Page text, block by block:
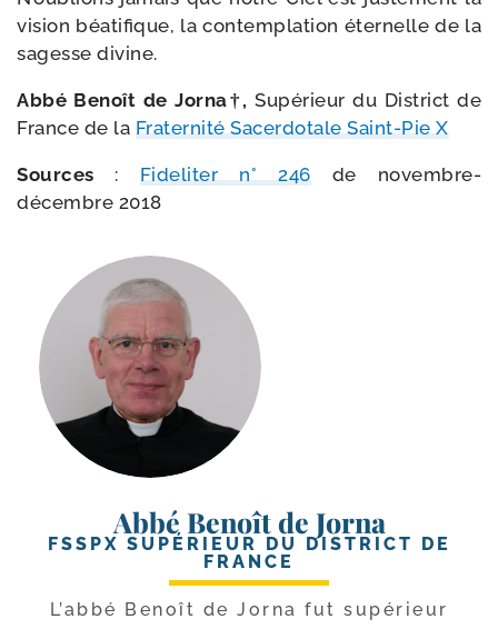
vision béa­ti­fique, la contem­pla­tion éter­nelle de la
sagesse divine.
Abbé Benoît de Jorna†,Supérieur du District de
France de la Fraternité Sacerdotale Saint-​Pie X
Sources : Fideliter n° 246de novembre-​
décembre 2018
Abbé Benoît de Jorna
FSSPX SUPÉRIEUR DU DISTRICT DE
FRANCE
L’abbé Benoît de Jorna fut supé­rieur